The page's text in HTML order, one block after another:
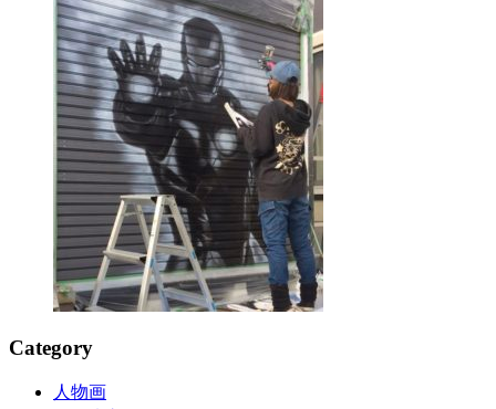
Category
人物画